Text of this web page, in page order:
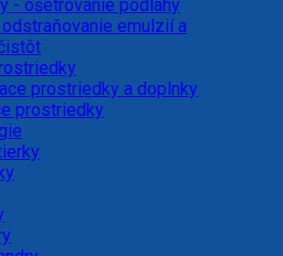
- ošetrovanie podlahy
emulzií a
prostriedky a doplnky
prostriedky